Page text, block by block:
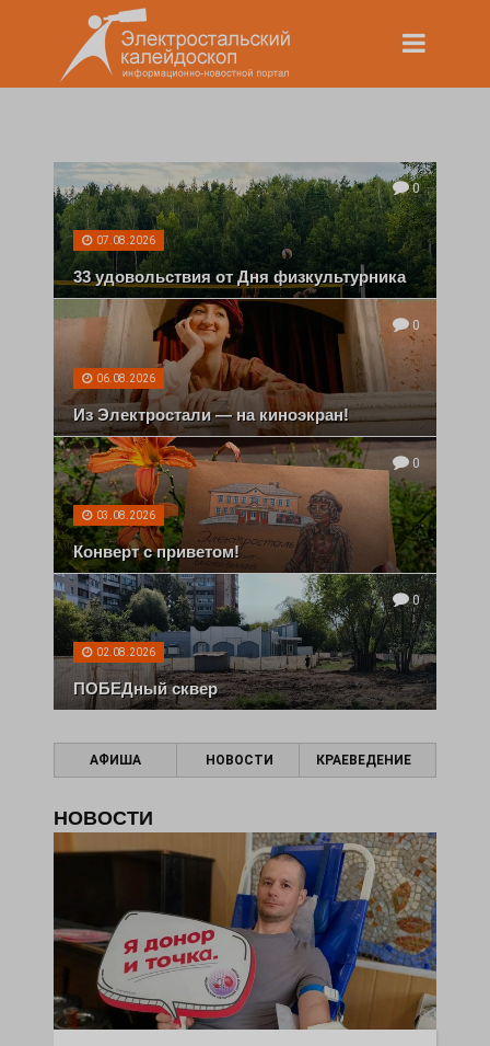
0
07.08.2026
33 удовольствия от Дня физкультурника
0
06.08.2026
Из Электростали — на киноэкран!
0
03.08.2026
Конверт с приветом!
0
02.08.2026
ПОБЕДный сквер
АФИША НОВОСТИ КРАЕВЕДЕНИЕ
НОВОСТИ